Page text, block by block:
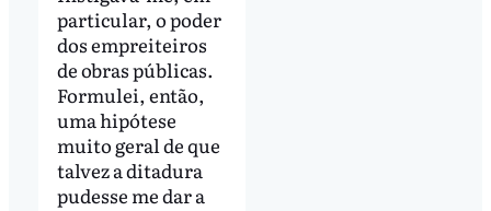
particular, o poder
dos empreiteiros
de obras públicas.
Formulei, então,
uma hipótese
muito geral de que
talvez a ditadura
pudesse me dar a